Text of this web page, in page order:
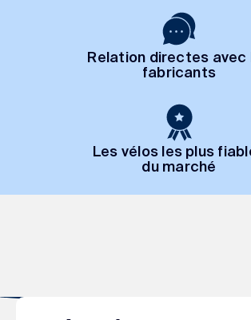
Relation directes avec
fabricants
Les vélos les plus
du marché